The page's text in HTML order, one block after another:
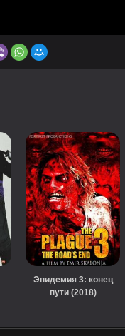
Эпидемия 3: конец
пути (2018)